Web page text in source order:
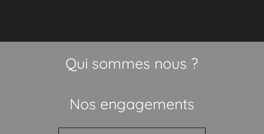
Qui sommes nous ?
Nos engagements